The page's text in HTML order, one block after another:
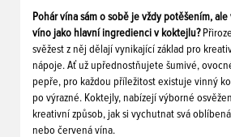
Pohár vína sám o sobě je vždy potěšením,
víno jako hlavní ingredienci v koktejlu?
svěžest z něj dělají vynikající základ pro
nápoje. Ať už upřednostňujete šumivé,
pepře, pro každou příležitost existuje vinný
po výrazné. Koktejly, nabízejí výborné
kreativní způsob, jak si vychutnat svá
nebo červená vína.